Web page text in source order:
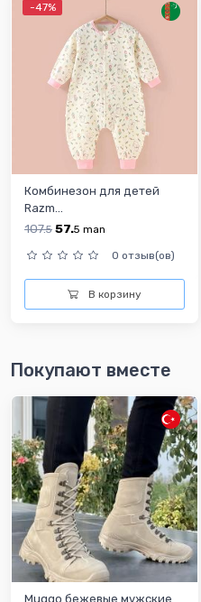
-47%
Комбинезон для детей
Razm...
107.5 57.5 man
0 отзыв(ов)
В корзину
Покупают вместе
Muggo бежевые мужские